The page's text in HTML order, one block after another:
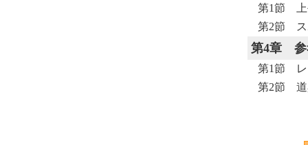
第1節 上
第2節 ス
第4章
第1節 レ
第2節 道